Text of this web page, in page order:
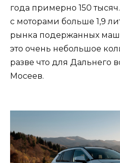
года примерно 150
с моторами больше 1,9
рынка подержанных
это очень небольшое
разве что для Дальнего
Мосеев.